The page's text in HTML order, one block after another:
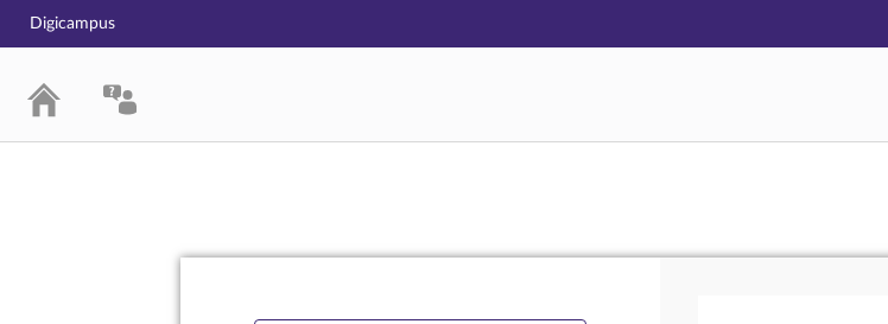
Hauptnavigation
Fußzeile
Digicampus